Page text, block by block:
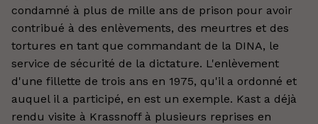
condamné à plus de mille ans de prison pour avoir
contribué à des enlèvements, des meurtres et des
tortures en tant que commandant de la DINA, le
service de sécurité de la dictature. L'enlèvement
d'une fillette de trois ans en 1975, qu'il a ordonné et
auquel il a participé, en est un exemple. Kast a déjà
rendu visite à Krassnoff à plusieurs reprises en